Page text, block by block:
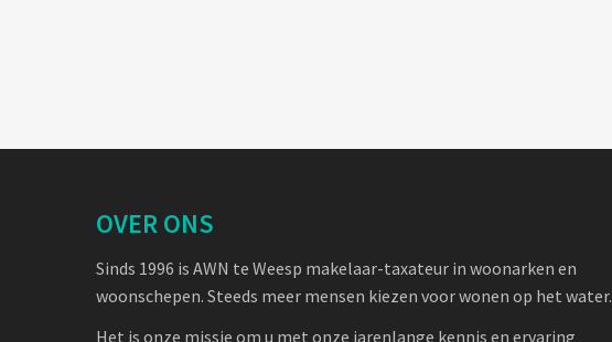
OVER ONS
Sinds 1996 is AWN te Weesp makelaar-taxateur in woonarken en
woonschepen. Steeds meer mensen kiezen voor wonen op het water.
Het is onze missie om u met onze jarenlange kennis en ervaring